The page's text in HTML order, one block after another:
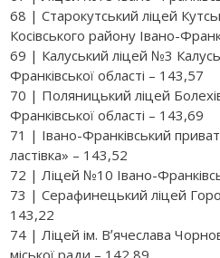
68 | Старокутський ліцей
Косівського району Івано-
69 | Калуський ліцей №3
Франківської області – 143,57
70 | Поляницький ліцей
Франківської області – 143,69
71 | Івано-Франківський
ластівка» – 143,52
72 | Ліцей №10 Івано-
73 | Серафинецький ліцей
143,22
74 | Ліцей ім. Вʼячеслава
міської ради – 142,89